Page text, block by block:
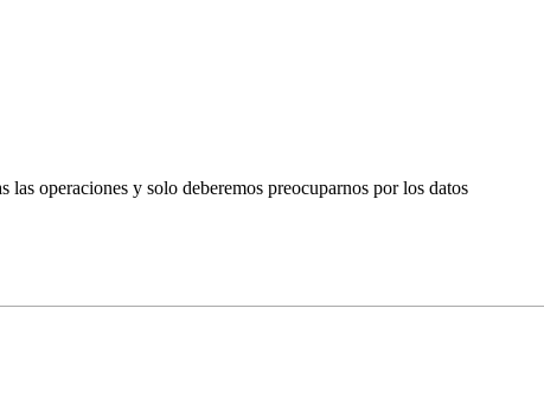
operaciones y solo deberemos preocuparnos por los datos